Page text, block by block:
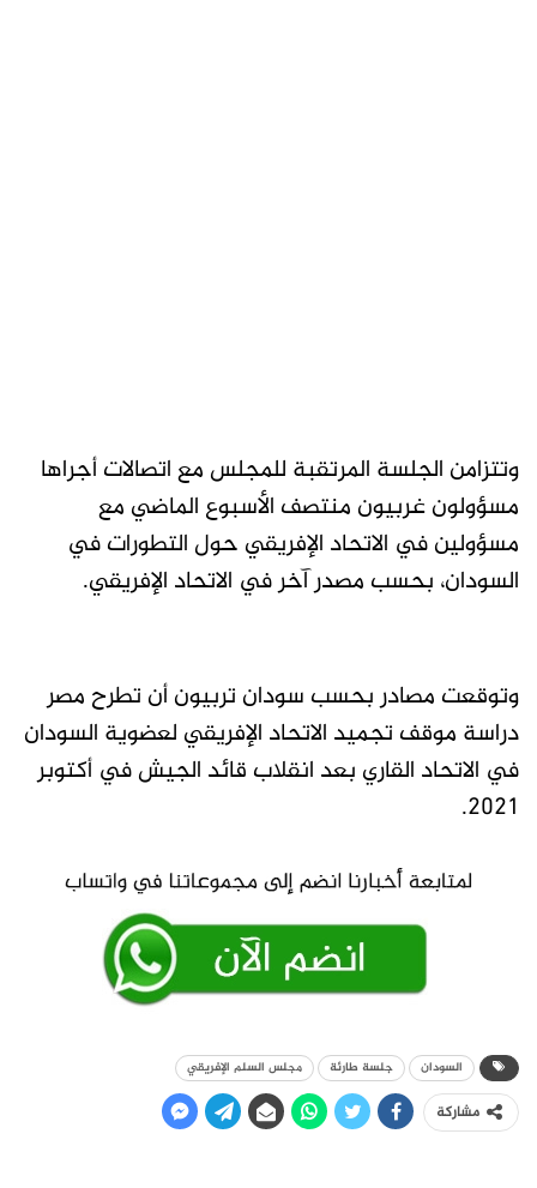
وتتزامن الجلسة المرتقبة للمجلس مع اتصالات أجراها
مسؤولون غربيون منتصف الأسبوع الماضي مع
مسؤولين في الاتحاد الإفريقي حول التطورات في
السودان، بحسب مصدر آخر في الاتحاد الإفريقي.
وتوقعت مصادر بحسب سودان تربيون أن تطرح مصر
دراسة موقف تجميد الاتحاد الإفريقي لعضوية السودان
في الاتحاد القاري بعد انقلاب قائد الجيش في أكتوبر
2021.
السودان جلسة طارئة مجلس السلم الإفريقي
مشاركة